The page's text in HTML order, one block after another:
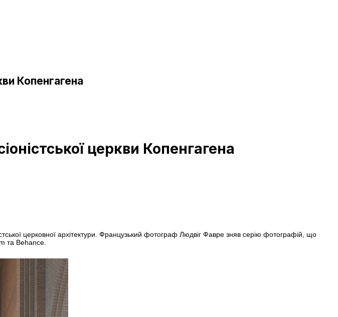
Копенгагена
церкви Копенгагена
церковної архітектури. Французький фотограф Людвіг Фавре зняв серію фотографій, що
та Behance.